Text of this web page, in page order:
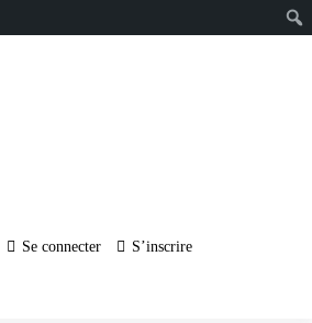
Se connecter S’inscrire